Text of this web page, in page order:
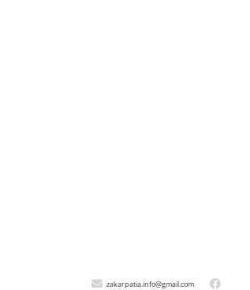
zakarpatia.info@gmail.com